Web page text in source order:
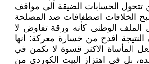
الحسابات الضيقة الى مواقف
الخلافات اصطفافات ضد المصلحة
الملف الوطني كأنه ورقة تفاوض لا
افدح من خسارة معركة: انها
المأساة الاكثر قسوة لا تكمن في
بل في اهتزاز البيت الكوردي من